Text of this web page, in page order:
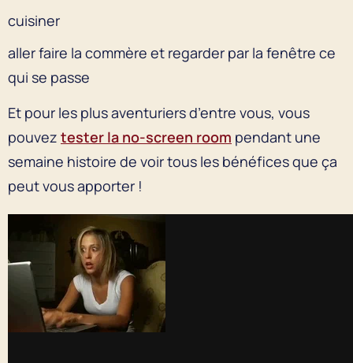
cuisiner
aller faire la commère et regarder par la fenêtre ce
qui se passe
Et pour les plus aventuriers d’entre vous, vous
pouvez tester la no-screen room pendant une
semaine histoire de voir tous les bénéfices que ça
peut vous apporter !